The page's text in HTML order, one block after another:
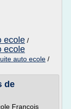
ecole /
ecole
auto ecole /
de
François